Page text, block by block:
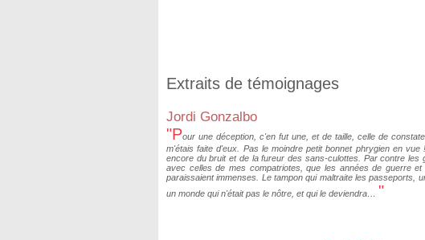
Extraits de témoignages
Jordi Gonzalbo
"Pour une déception, c'en fut une, et de taille, celle de
m'étais faite d'eux. Pas le moindre petit bonnet phrygien en
encore du bruit et de la fureur des sans-culottes. Par contre
avec celles de mes compatriotes, que les années de guerre
paraissaient immenses. Le tampon qui maltraite les passeports,
un monde qui n'était pas le nôtre, et qui le deviendra…
"